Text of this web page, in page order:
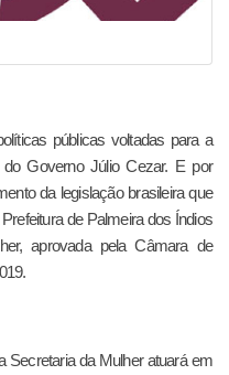
públicas voltadas para a
Governo Júlio Cezar. E por
da legislação brasileira que
de Palmeira dos Índios
aprovada pela Câmara de
Secretaria da Mulher atuará em